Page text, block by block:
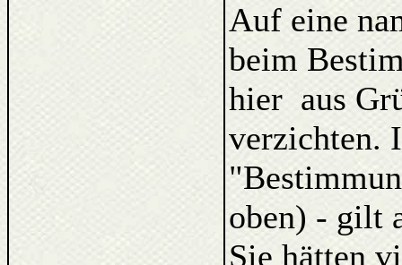
Auf eine
beim
hier aus
verzichten.
oben) - gilt
Sie hätten